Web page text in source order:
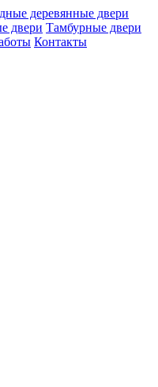
деревянные двери
двери Тамбурные двери
Контакты